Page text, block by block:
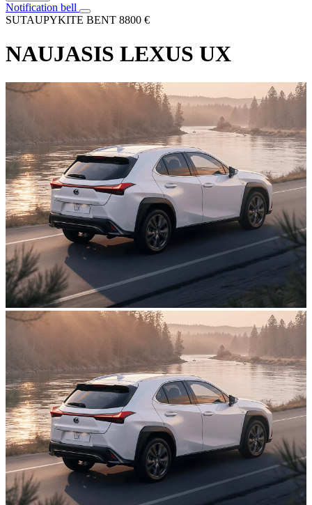
Notification bell
SUTAUPYKITE BENT 8800 €
NAUJASIS LEXUS UX